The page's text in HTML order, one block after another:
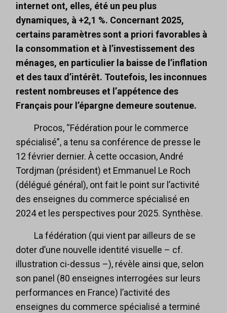
internet ont, elles, été un peu plus
dynamiques, à +2,1 %. Concernant 2025,
certains paramètres sont a priori favorables à
la consommation et à l’investissement des
ménages, en particulier la baisse de l’inflation
et des taux d’intérêt. Toutefois, les inconnues
restent nombreuses et l’appétence des
Français pour l’épargne demeure soutenue.
Procos, “Fédération pour le commerce
spécialisé”, a tenu sa conférence de presse le
12 février dernier. À cette occasion, André
Tordjman (président) et Emmanuel Le Roch
(délégué général), ont fait le point sur l’activité
des enseignes du commerce spécialisé en
2024 et les perspectives pour 2025. Synthèse.
La fédération (qui vient par ailleurs de se
doter d’une nouvelle identité visuelle – cf.
illustration ci-dessus –), révèle ainsi que, selon
son panel (80 enseignes interrogées sur leurs
performances en France) l’activité des
enseignes du commerce spécialisé a terminé